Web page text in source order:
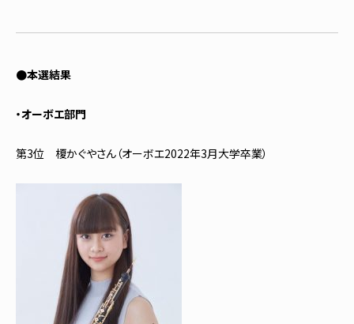
●本選結果
・オーボエ部門
第3位 榎かぐやさん（オーボエ2022年3月大学卒業）